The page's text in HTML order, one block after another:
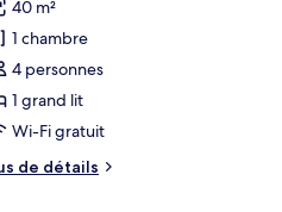
:
40 m²
1 chambre
4 personnes
1 grand lit
Wi-Fi gratuit
de détails